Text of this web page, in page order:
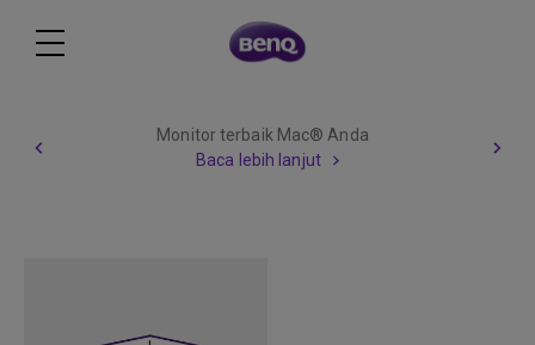
Monitor terbaik Mac® Anda
Baca lebih lanjut